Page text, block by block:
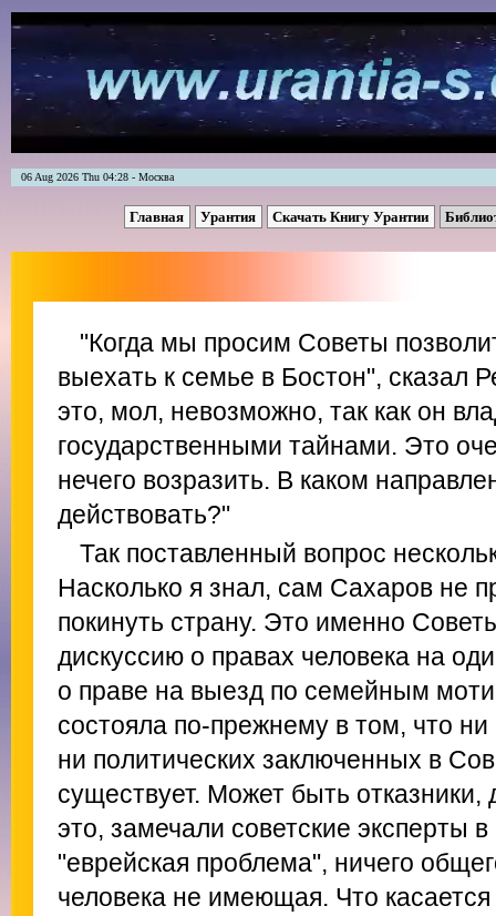
06 Aug 2026 Thu 04:28 - Москва
Главная Урантия Скачать Книгу Урантии
"Когда мы просим Советы
выехать к семье в Бостон", сказал
это, мол, невозможно, так как он
государственными тайнами. Это
нечего возразить. В каком
действовать?"
Так поставленный вопрос
Насколько я знал, сам Сахаров не
покинуть страну. Это именно
дискуссию о правах человека на
о праве на выезд по семейным
состояла по-прежнему в том, что
ни политических заключенных в
существует. Может быть отказники,
это, замечали советские эксперты
"еврейская проблема", ничего
человека не имеющая. Что